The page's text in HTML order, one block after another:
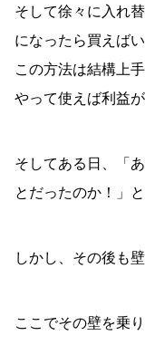
そして徐々に入れ
になったら買えばい
この方法は結構上
やって使えば利益
そしてある日、「
とだったのか！」
しかし、その後も
ここでその壁を乗